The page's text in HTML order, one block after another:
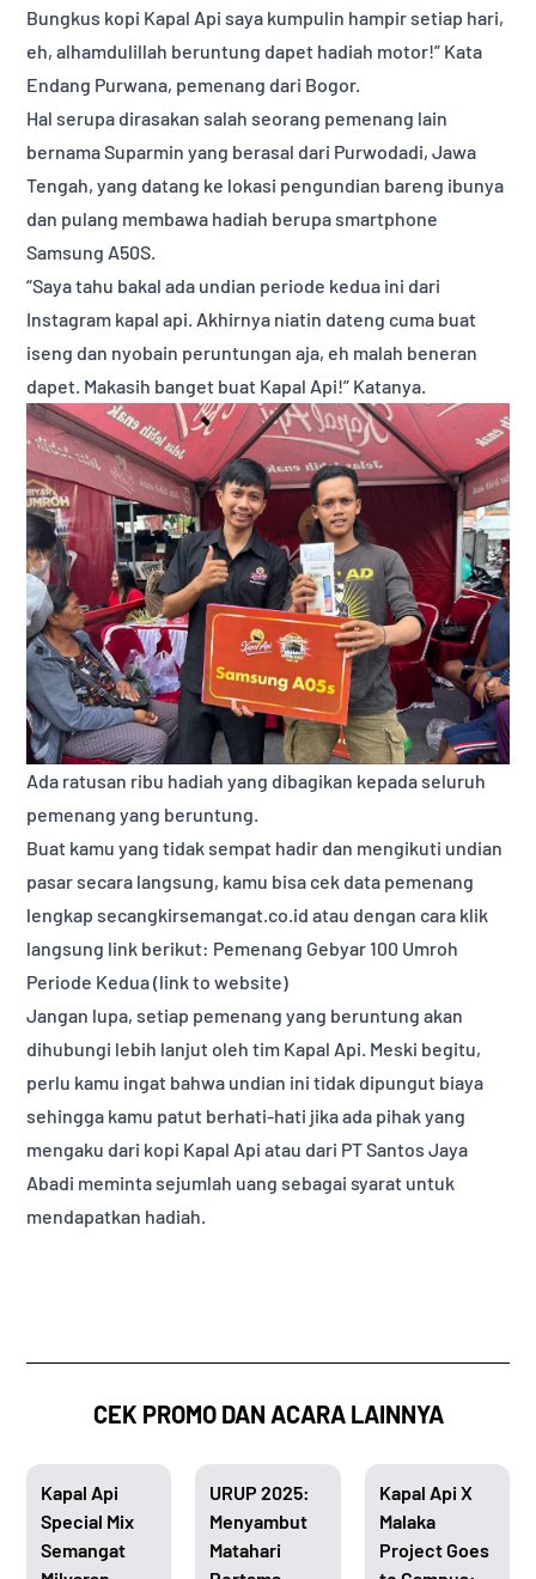
Bungkus kopi Kapal Api saya kumpulin hampir setiap hari,
eh, alhamdulillah beruntung dapet hadiah motor!” Kata
Endang Purwana, pemenang dari Bogor.
Hal serupa dirasakan salah seorang pemenang lain
bernama Suparmin yang berasal dari Purwodadi, Jawa
Tengah, yang datang ke lokasi pengundian bareng ibunya
dan pulang membawa hadiah berupa smartphone
Samsung A50S.
“Saya tahu bakal ada undian periode kedua ini dari
Instagram kapal api. Akhirnya niatin dateng cuma buat
iseng dan nyobain peruntungan aja, eh malah beneran
dapet. Makasih banget buat Kapal Api!” Katanya.
Ada ratusan ribu hadiah yang dibagikan kepada seluruh
pemenang yang beruntung.
Buat kamu yang tidak sempat hadir dan mengikuti undian
pasar secara langsung, kamu bisa cek data pemenang
lengkap secangkirsemangat.co.id atau dengan cara klik
langsung link berikut: Pemenang Gebyar 100 Umroh
Periode Kedua (link to website)
Jangan lupa, setiap pemenang yang beruntung akan
dihubungi lebih lanjut oleh tim Kapal Api. Meski begitu,
perlu kamu ingat bahwa undian ini tidak dipungut biaya
sehingga kamu patut berhati-hati jika ada pihak yang
mengaku dari kopi Kapal Api atau dari PT Santos Jaya
Abadi meminta sejumlah uang sebagai syarat untuk
mendapatkan hadiah.
CEK PROMO DAN ACARA LAINNYA
Kapal Api
Special Mix
Semangat
URUP 2025:
Menyambut
Matahari
Kapal Api X
Malaka
Project Goes